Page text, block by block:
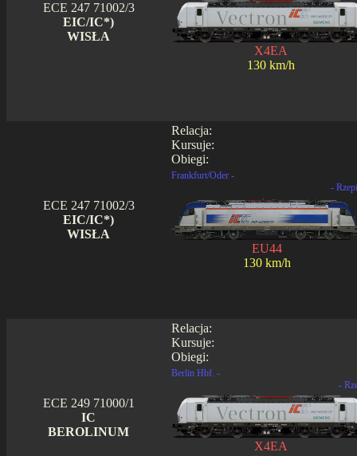
ECE 247 71002/3
EIC/IC*)
WISŁA
X4EA
130 km/h
Relacja:
Kursuje:
Obiegi:
ECE 247 71002/3
EIC/IC*)
WISŁA
Frankfurt/Oder -
-
EU44
130 km/h
Relacja:
Kursuje:
Obiegi:
ECE 249 71000/1
IC
BEROLINUM
Berlin Hbf. -
-
X4EA